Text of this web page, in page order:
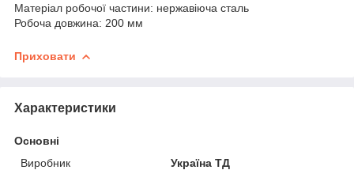
Матеріал робочої частини: нержавіюча сталь
Робоча довжина: 200 мм
Приховати
Характеристики
Основні
Виробник
Україна ТД